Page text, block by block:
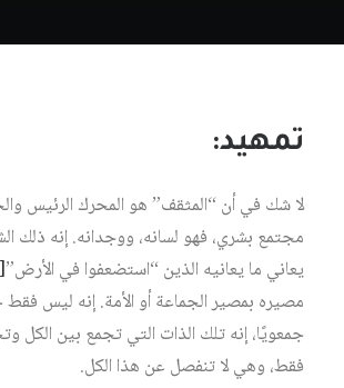
تمهيد:
لا شك في أن “المثقف” هو المحرك الرئيس
مجتمع بشري، فهو لسانه، ووجدانه. إنه ذلك
يعاني ما يعانيه الذين “استضعفوا في الأرض”[1]
مصيره بمصير الجماعة أو الأمة. إنه ليس فقط
جمعويًا، إنه تلك الذات التي تجمع بين الكل
فقط، وهي لا تنفصل عن هذا الكل.